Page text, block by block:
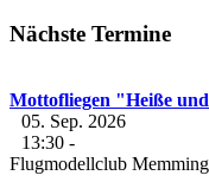
Nächste Termine
Mottofliegen "Heiße
05. Sep. 2026
13:30 -
Flugmodellclub